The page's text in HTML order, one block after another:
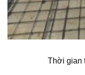
Thời gian